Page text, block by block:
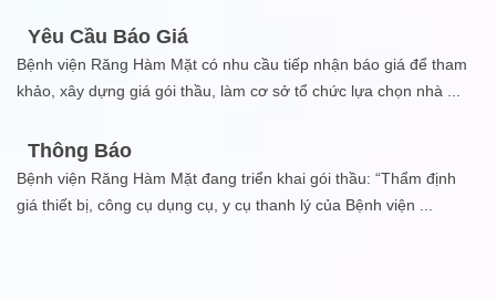
Yêu Cầu Báo Giá
Bệnh viện Răng Hàm Mặt có nhu cầu tiếp nhận báo giá để tham
khảo, xây dựng giá gói thầu, làm cơ sở tổ chức lựa chọn nhà
Thông Báo
Bệnh viện Răng Hàm Mặt đang triển khai gói thầu: “Thẩm định
giá thiết bị, công cụ dụng cụ, y cụ thanh lý của Bệnh viện